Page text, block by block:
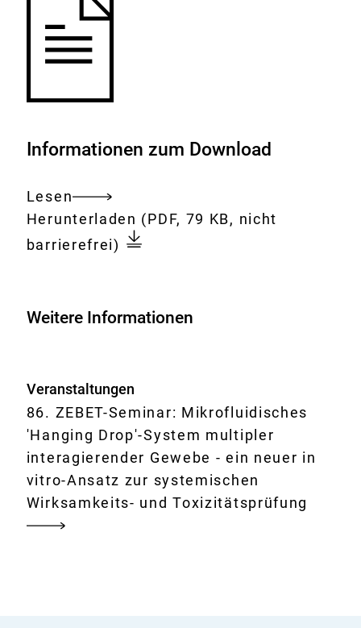
Informationen zum Download
Lesen
Gesamtes
Dokument
Download:
Herunterladen Mikrofluidisches
'Hanging
multipler
neuer
in
vitro-
Ansatz
zur
(PDF, 79 KB, nicht
barrierefrei)
Weitere Informationen
Veranstaltungen
86. ZEBET-Seminar: Mikrofluidisches
'Hanging Drop'-System multipler
interagierender Gewebe - ein neuer in
vitro-Ansatz zur systemischen
Wirksamkeits- und Toxizitätsprüfung